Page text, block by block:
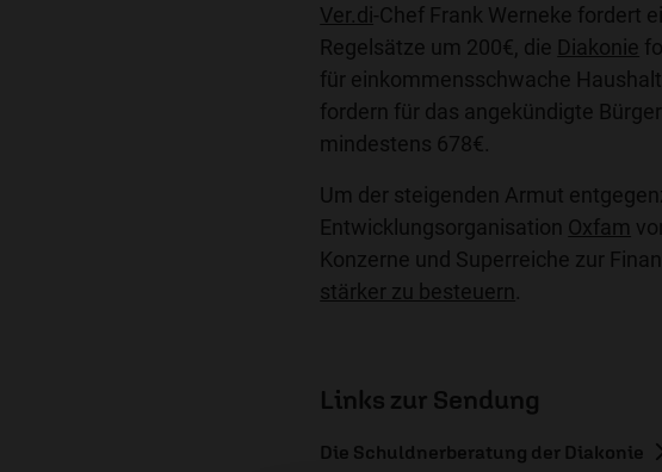
Ver.di-Chef Frank Werneke fordert
Regelsätze um 200€, die Diakonie
für einkommensschwache
fordern für das angekündigte
mindestens 678€.
Um der steigenden Armut
Entwicklungsorganisation Oxfam
Konzerne und Superreiche zur
stärker zu besteuern
Links zur Sendung
Die Schuldnerberatung der Diakonie